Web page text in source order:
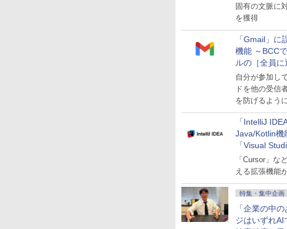
固有の文脈に
を獲得
「Gmail」に
機能 ～BCC
ルの［全員に
表示
自分が参加し
ドを他の受信
を防げるよう
「IntelliJ
Java/Kotlin機
「Visual
にも開放
「Cursor」な
える拡張機能
特集・集中企画
「企業の中
ジはいずれAI